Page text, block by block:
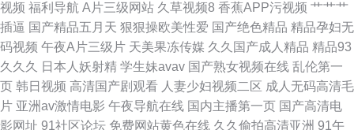
三级
视频 福利导航 A片三级网站 久草视频8 香蕉APP污视频 艹艹艹
插逼 国产精品五月天 狠狠操欧美性爱 国产绝色精品 精品孕妇无
码视频 午夜A片三级片 天美果冻传媒 久久国产成人精品 精品93
久久久
日本人妖射精 学生妹avav 国产熟女视频在线 乱伦第一
页 韩日视频 高清国产剧观看 人妻少妇视频二区 成人无码高清毛
片 亚洲av激情电影 午夜导航在线 国内主播第一页 国产高清电
影网址 91社区论坛 免费网站黄色在线 久久偷拍高清亚洲 91午